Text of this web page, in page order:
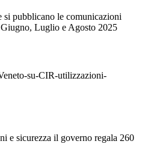
si pubblicano le comunicazioni
Luglio e Agosto 2025
su-CIR-utilizzazioni-
e sicurezza il governo regala 260